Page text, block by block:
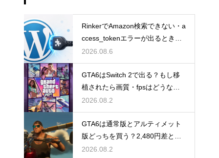
RinkerでAmazon検索できない・a
ccess_tokenエラーが出るときの
直し方【Creators API 3.3】
2026.08.6
GTA6はSwitch 2で出る？もし移
植されたら画質・fpsはどうなる
のか
2026.08.2
GTA6は通常版とアルティメット
版どっちを買う？2,480円差と予
約特典の違い
2026.08.2